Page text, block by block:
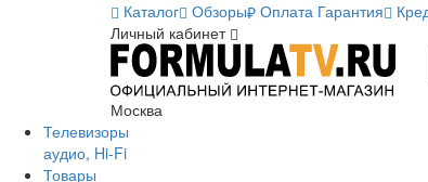
Каталог Обзоры Оплата Гарантия
Личный кабинет
Москва
Телевизоры
аудио, Hi-Fi
Товары